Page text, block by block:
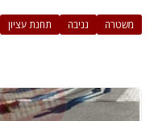
משטרה גניבה תחנת עציון